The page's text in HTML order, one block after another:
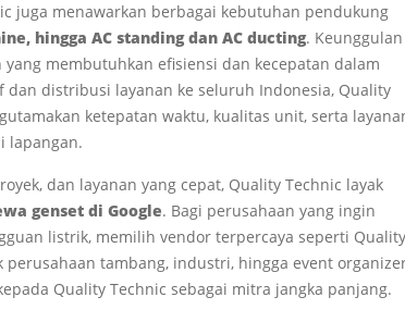
juga menawarkan berbagai kebutuhan pendukung
hingga AC standing dan AC ducting. Keunggulan
membutuhkan efisiensi dan kecepatan dalam
distribusi layanan ke seluruh Indonesia, Quality
ketepatan waktu, kualitas unit, serta
lapangan.
dan layanan yang cepat, Quality Technic layak
genset di Google. Bagi perusahaan yang ingin
listrik, memilih vendor terpercaya seperti Quality
tambang, industri, hingga event
Quality Technic sebagai mitra jangka panjang.